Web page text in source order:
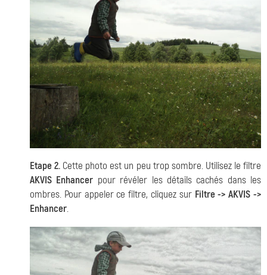
Etape 2. Cette photo est un peu trop sombre. Utilisez le filtre
AKVIS Enhancer pour révéler les détails cachés dans les
ombres. Pour appeler ce filtre, cliquez sur Filtre -> AKVIS ->
Enhancer.